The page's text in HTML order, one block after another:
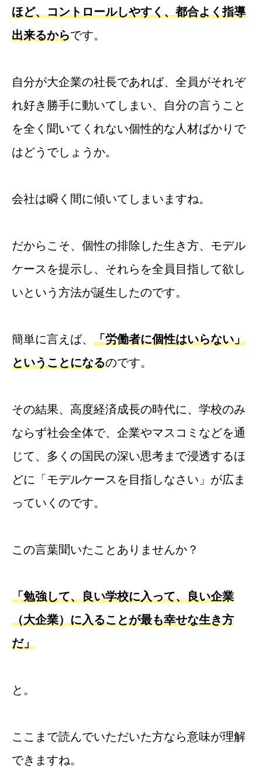
ほど、コントロールしやすく、都合よく指導
出来るからです。
自分が大企業の社長であれば、全員がそれぞ
れ好き勝手に動いてしまい、自分の言うこと
を全く聞いてくれない個性的な人材ばかりで
はどうでしょうか。
会社は瞬く間に傾いてしまいますね。
だからこそ、個性の排除した生き方、モデル
ケースを提示し、それらを全員目指して欲し
いという方法が誕生したのです。
簡単に言えば、 「労働者に個性はいらない」
ということになるのです。
その結果、高度経済成長の時代に、学校のみ
ならず社会全体で、企業やマスコミなどを通
じて、多くの国民の深い思考まで浸透するほ
どに「モデルケースを目指しなさい」が広ま
っていくのです。
この言葉聞いたことありませんか？
「勉強して、良い学校に入って、良い企業
（大企業）に入ることが最も幸せな生き方
だ」
と。
ここまで読んでいただいた方なら意味が理解
できますね。